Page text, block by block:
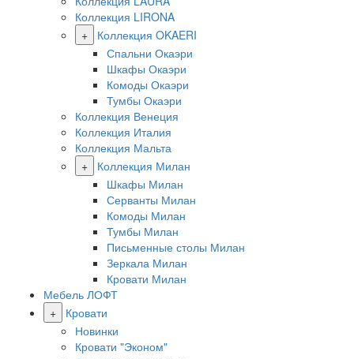
Коллекция LIRONA
+
Коллекция OKAERI
Спальни Окаэри
Шкафы Окаэри
Комоды Окаэри
Тумбы Окаэри
Коллекция Венеция
Коллекция Италия
Коллекция Мальта
+
Коллекция Милан
Шкафы Милан
Серванты Милан
Комоды Милан
Тумбы Милан
Письменные столы Милан
Зеркала Милан
Кровати Милан
Мебель ЛОФТ
+
Кровати
Новинки
Кровати "Эконом"